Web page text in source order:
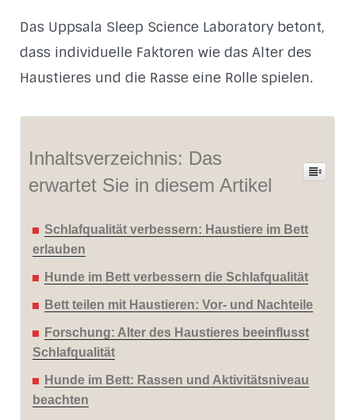
Das Uppsala Sleep Science Laboratory betont,
dass individuelle Faktoren wie das Alter des
Haustieres und die Rasse eine Rolle spielen.
Inhaltsverzeichnis: Das
erwartet Sie in diesem Artikel
Schlafqualität verbessern: Haustiere im Bett
erlauben
Hunde im Bett verbessern die Schlafqualität
Bett teilen mit Haustieren: Vor- und Nachteile
Forschung: Alter des Haustieres beeinflusst
Schlafqualität
Hunde im Bett: Rassen und Aktivitätsniveau
beachten